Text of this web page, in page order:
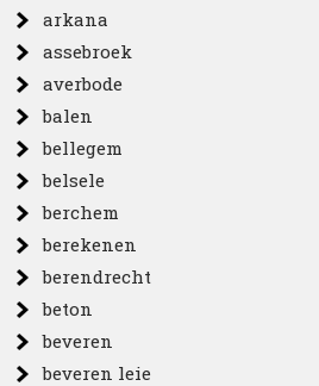
arkana
assebroek
averbode
balen
bellegem
belsele
berchem
berekenen
berendrecht
beton
beveren
beveren leie